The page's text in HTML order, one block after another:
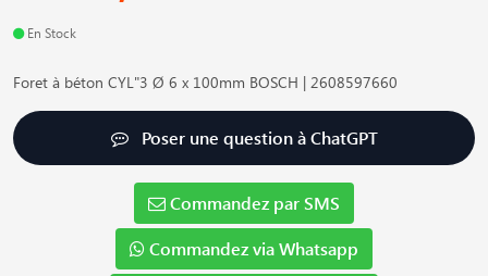
En Stock
Foret à béton CYL"3 Ø 6 x 100mm BOSCH | 2608597660
Poser une question à ChatGPT
Commandez par SMS
Commandez via Whatsapp